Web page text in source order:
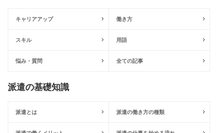
キャリアアップ 働き方
スキル 用語
悩み・質問 全ての記事
派遣の基礎知識
派遣とは 派遣の働き方の種類